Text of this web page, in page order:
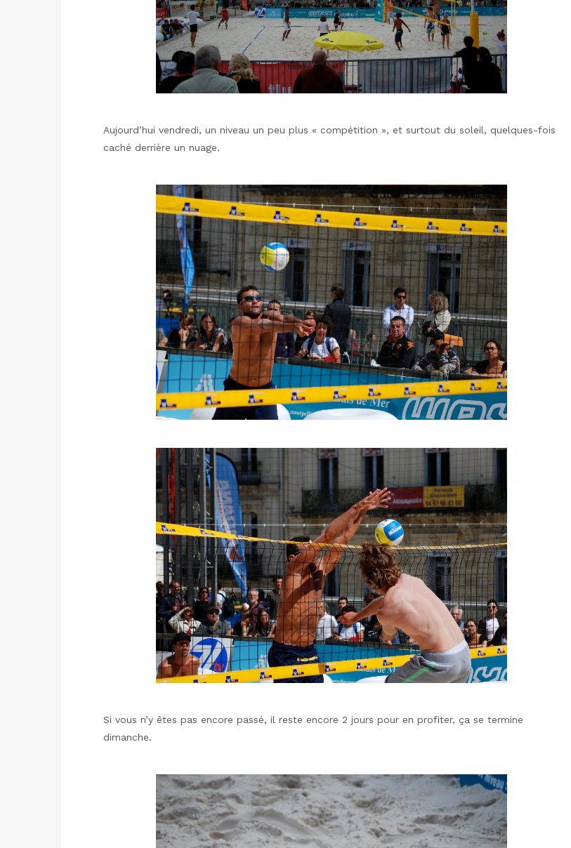
Aujourd’hui vendredi, un niveau un peu plus « compétition », et surtout du soleil, quelques-fois
caché derrière un nuage.
Si vous n’y êtes pas encore passé, il reste encore 2 jours pour en profiter, ça se termine
dimanche.